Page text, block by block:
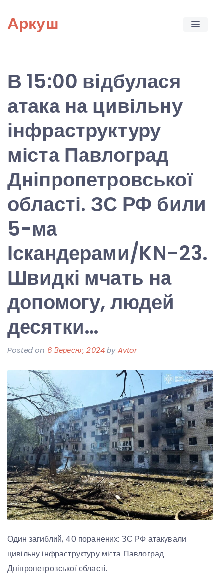
content
Аркуш
В 15:00 відбулася
атака на цивільну
інфраструктуру
міста Павлоград
Дніпропетровської
області. ЗС РФ били
5-ма
Іскандерами/KN-23.
Швидкі мчать на
допомогу, людей
десятки…
Posted on 6 Вересня, 2024byAvtor
Один загиблий, 40 поранених: ЗС РФ атакували
цивільну інфраструктуру міста Павлоград
Дніпропетровської області.